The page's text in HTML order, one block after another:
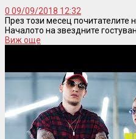
0 09/09/2018 12:32
През този месец почитателите
Началото на звездните
Виж още